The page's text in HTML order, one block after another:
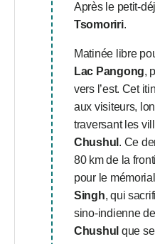
Après le petit-
Tsomoriri.
Matinée libre
Lac Pangong,
vers l’est. Cet
aux visiteurs,
traversant les
Chushul . Ce
80 km de la
pour le
Singh, qui
sino-indienne
Chushul que